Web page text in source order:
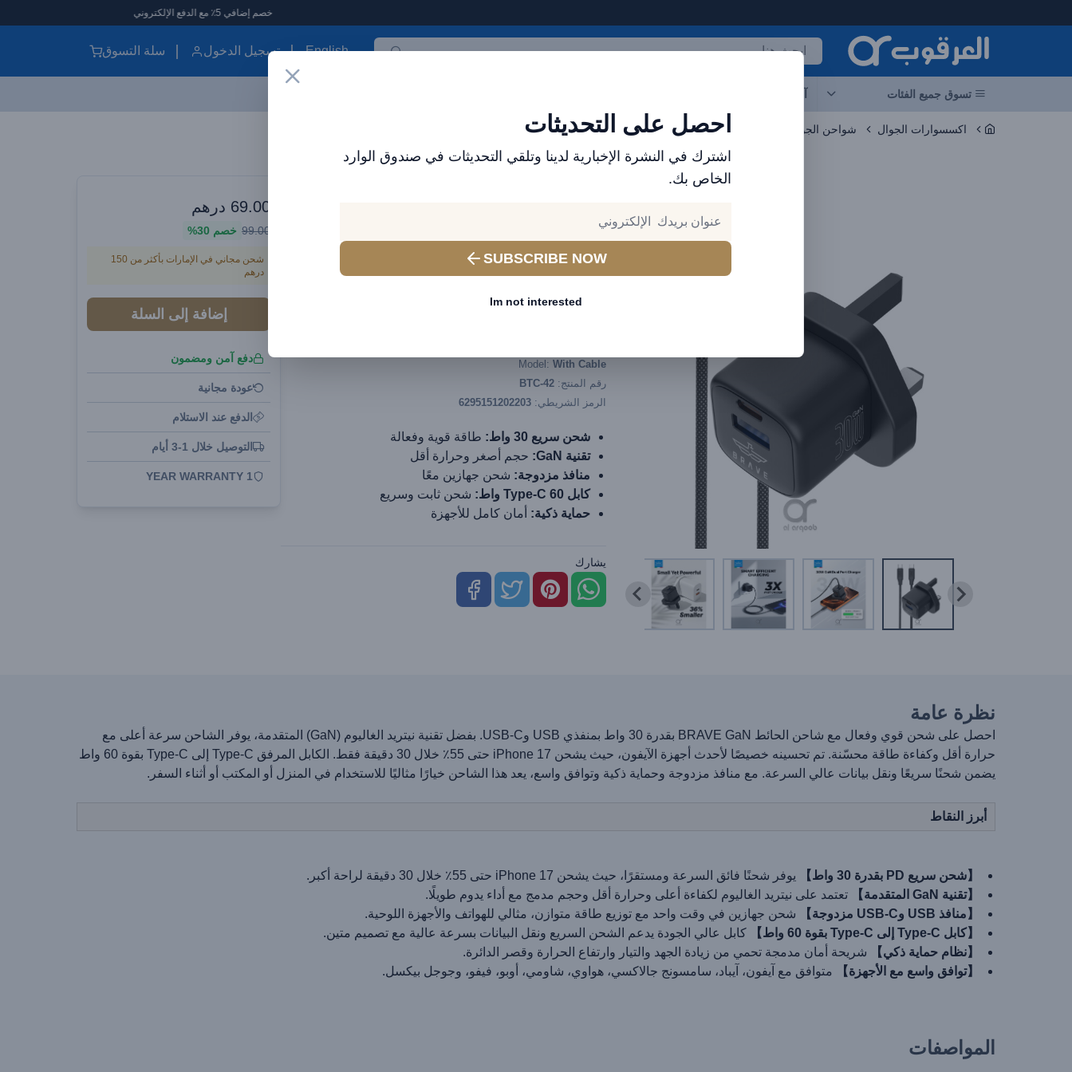
خصم إضافي 5٪ مع الدفع الإلكتروني
English تسجيل الدخول سلة التسوق
تسوق جميع الفئات
احصل على التحديثات
اشترك في النشرة الإخبارية لدينا وتلقي التحديثات في صندوق الوارد
الخاص بك.
SUBSCRIBE NOW
Im not interested
اكسسوارات الجوال شواحن الجوال
بمنفذ USB وUSB-C مع كابل Type-C
بقوة 60 واط – شاحن سريع مزدوج
Model: With Cable
رقم المنتج: BTC-42
الرمز الشريطي: 6295151202203
شحن سريع 30 واط:
طاقة قوية وفعالة
تقنية GaN:
حجم أصغر وحرارة أقل
منافذ مزدوجة: شحن جهازين معًا
كابل Type-C 60 واط:
شحن ثابت وسريع
حماية ذكية: أمان كامل للأجهزة
يشارك
69.00 درهم
99.00 خصم 30%
شحن مجاني في الإمارات بأكثر من 150
درهم
إضافة إلى السلة
دفع آمن ومضمون
عودة مجانية
الدفع عند الاستلام
التوصيل خلال 1-3 أيام
1 YEAR WARRANTY
نظرة عامة
احصل على شحن قوي وفعال مع شاحن الحائط BRAVE GaN بقدرة 30 واط بمنفذي USB وUSB-C. بفضل تقنية نيتريد الغاليوم (GaN) المتقدمة، يوفر الشاحن سرعة أعلى مع
حرارة أقل وكفاءة طاقة محسّنة. تم تحسينه خصيصًا لأحدث أجهزة الآيفون، حيث يشحن iPhone 17 حتى 55٪ خلال 30 دقيقة فقط. الكابل المرفق Type-C إلى Type-C بقوة 60 واط
يضمن شحنًا سريعًا ونقل بيانات عالي السرعة. مع منافذ مزدوجة وحماية ذكية وتوافق واسع، يعد هذا الشاحن خيارًا مثاليًا للاستخدام في المنزل أو المكتب أو أثناء السفر.
أبرز النقاط
【شحن سريع PD بقدرة 30 واط】
يوفر شحنًا فائق السرعة ومستقرًا، حيث يشحن iPhone 17 حتى 55٪ خلال 30 دقيقة لراحة أكبر.
【تقنية GaN المتقدمة】
تعتمد على نيتريد الغاليوم لكفاءة أعلى وحرارة أقل وحجم مدمج مع أداء يدوم طويلًا.
【منافذ USB وUSB-C مزدوجة】
شحن جهازين في وقت واحد مع توزيع طاقة متوازن، مثالي للهواتف والأجهزة اللوحية.
【كابل Type-C إلى Type-C بقوة 60 واط】
كابل عالي الجودة يدعم الشحن السريع ونقل البيانات بسرعة عالية مع تصميم متين.
【نظام حماية ذكي】
شريحة أمان مدمجة تحمي من زيادة الجهد والتيار وارتفاع الحرارة وقصر الدائرة.
【توافق واسع مع الأجهزة】
متوافق مع آيفون، آيباد، سامسونج جالاكسي، هواوي، شاومي، أوبو، فيفو، وجوجل بيكسل.
المواصفات